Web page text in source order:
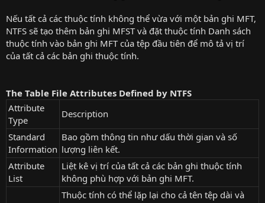
Nếu tất cả các thuộc tính không thể vừa với một bản ghi MFT,
NTFS sẽ tạo thêm bản ghi MFST và đặt thuộc tính Danh sách
thuộc tính vào bản ghi MFT của tệp đầu tiên để mô tả vị trí
của tất cả các bản ghi thuộc tính.
The Table File Attributes Defined by NTFS
Attribute
Type
Description
Standard
Information
Bao gồm thông tin như dấu thời gian và số
lượng liên kết.
Attribute
List
Liệt kê vị trí của tất cả các bản ghi thuộc tính
không phù hợp với bản ghi MFT.
Thuộc tính có thể lặp lại cho cả tên tệp dài và